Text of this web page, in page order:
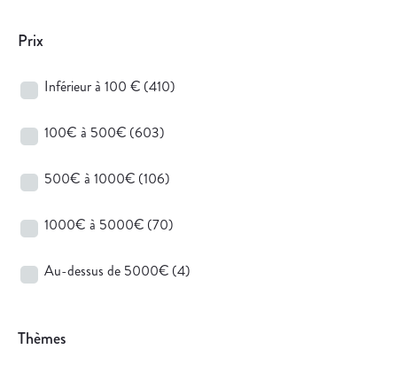
Prix
Inférieur à 100 € (410)
100€ à 500€ (603)
500€ à 1000€ (106)
1000€ à 5000€ (70)
Au-dessus de 5000€ (4)
Thèmes